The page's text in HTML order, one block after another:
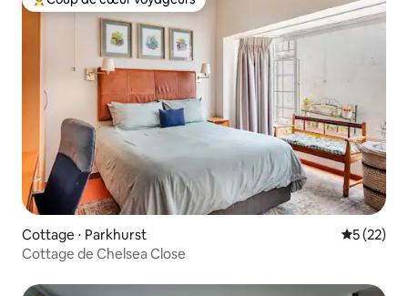
Coups de cœur voyageurs les plus appréciés
Cottage ⋅ Parkhurst
5 (22)
Cottage de Chelsea Close